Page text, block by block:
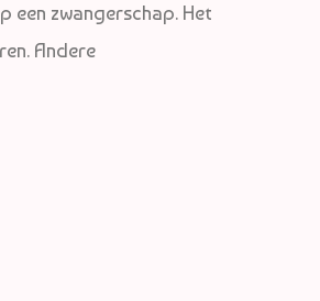
een zwangerschap. Het
Andere